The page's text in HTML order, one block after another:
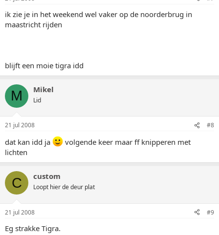
ik zie je in het weekend wel vaker op de noorderbrug in
maastricht rijden
blijft een moie tigra idd
M Mikel
Lid
21 jul 2008 #8
dat kan idd ja
volgende keer maar ff knipperen met
lichten
C custom
Loopt hier de deur plat
21 jul 2008 #9
Eg strakke Tigra.